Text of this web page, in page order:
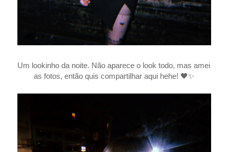
Um lookinho da noite. Não aparece o look todo, mas amei
as fotos, então quis compartilhar aqui hehe! 🖤✨